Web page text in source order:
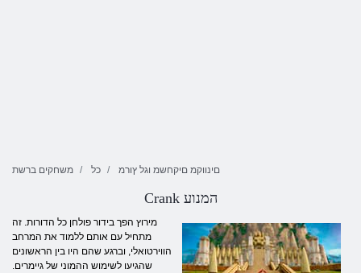
משחקים ברשת כל םינווקמ םיקחשמ וגל ץורמ
Crank המנוע
מירוץ הפך בידור פולחן כל הדורות. זה
מתחיל עם אותם ללמוד את המרחב
הווירטואלי, וברגע שהם היו בין הראשונים
שהגיעו לשימוש ההמוני של גיימרים.